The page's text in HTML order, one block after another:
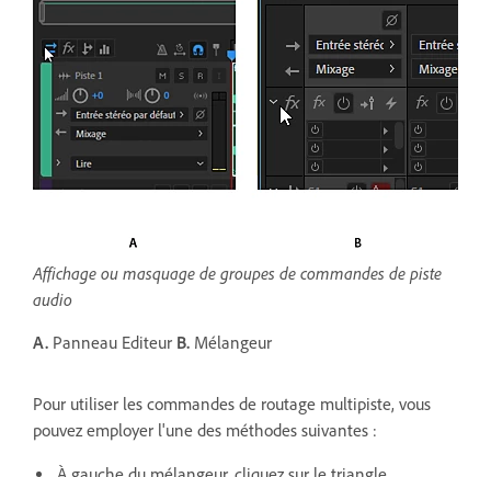
Affichage ou masquage de groupes de commandes de piste
audio
A. Panneau Editeur B. Mélangeur
Pour utiliser les commandes de routage multipiste, vous
pouvez employer l'une des méthodes suivantes :